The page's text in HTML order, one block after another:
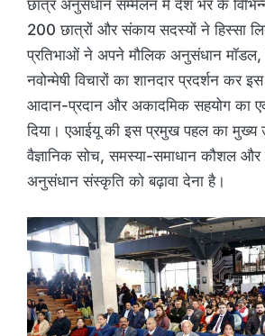
छात्र अनुसंधान सम्मेलन में देश भर के
200 छात्रों और संकाय सदस्यों ने हिस्सा
प्रतिभाओं ने अपने मौलिक अनुसंधान मॉडल,
नवोन्मेषी विचारों का शानदार प्रदर्शन कर
आदान-प्रदान और अकादमिक सहयोग का
दिया। एआईयू की इस प्रमुख पहल का मुख्य
वैज्ञानिक सोच, समस्या-समाधान कौशल
अनुसंधान संस्कृति को बढ़ावा देना है।